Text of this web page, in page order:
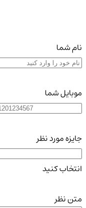
نام شما
موبایل شما
جایزه مورد نظر
انتخاب کنید
متن نظر